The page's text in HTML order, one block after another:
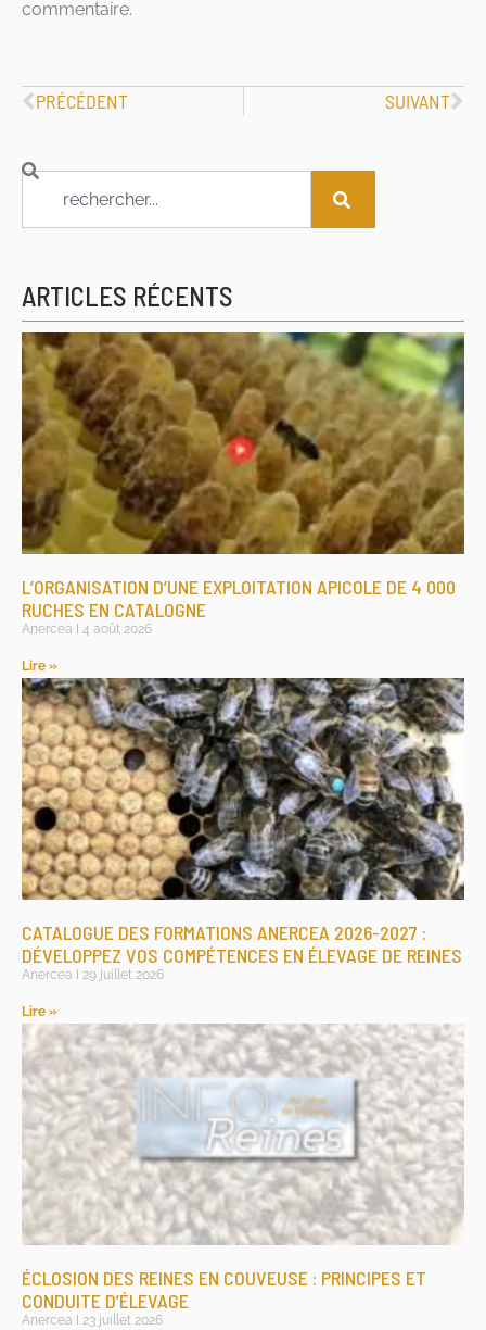
commentaire.
PRÉCÉDENT SUIVANT
ARTICLES RÉCENTS
L’ORGANISATION D’UNE EXPLOITATION APICOLE DE 4 000
RUCHES EN CATALOGNE
Anercea 4 août 2026
Lire »
CATALOGUE DES FORMATIONS ANERCEA 2026-2027 :
DÉVELOPPEZ VOS COMPÉTENCES EN ÉLEVAGE DE REINES
Anercea 29 juillet 2026
Lire »
ÉCLOSION DES REINES EN COUVEUSE : PRINCIPES ET
CONDUITE D’ÉLEVAGE
Anercea 23 juillet 2026